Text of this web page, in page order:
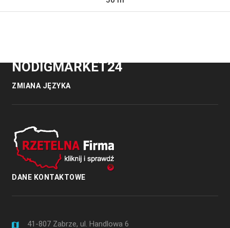
NODIGMARKET24
ZMIANA JĘZYKA
DANE KONTAKTOWE
41-807 Zabrze, ul. Handlowa 6